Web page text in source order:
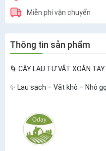
Miễn phí vận chuyển
Thông tin sản phẩm
🌀 CÂY LAU TỰ VẮT XOẮN
✨ Lau sạch – Vắt khô – Nhỏ